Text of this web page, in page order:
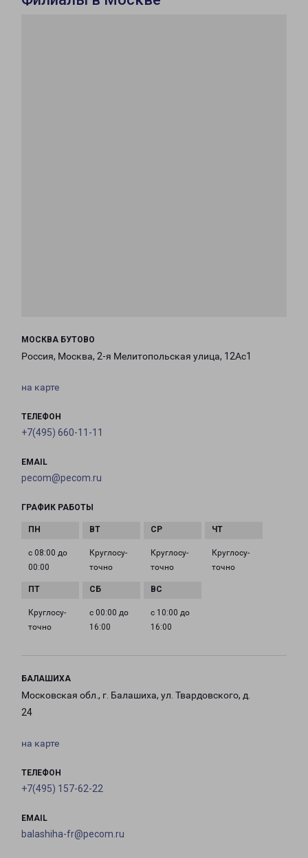
МОСКВА БУТОВО
Россия, Москва, 2-я Мелитопольская улица, 12Ас1
на карте
ТЕЛЕФОН
+7(495) 660-11-11
EMAIL
pecom@pecom.ru
ГРАФИК РАБОТЫ
с 08:00 до
00:00
Круглосу­
точно
Круглосу­
точно
Круглосу­
точно
Круглосу­
точно
с 00:00 до
16:00
с 10:00 до
16:00
БАЛАШИХА
Московская обл., г. Балашиха, ул. Твардовского, д.
24
на карте
ТЕЛЕФОН
+7(495) 157-62-22
EMAIL
balashiha-fr@pecom.ru